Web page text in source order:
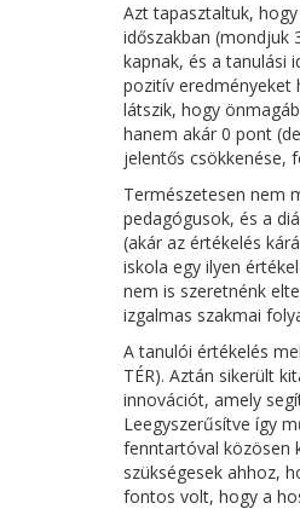
Azt tapasztaltuk,
időszakban (mondjuk
kapnak, és a tanulási
pozitív eredményeket
látszik, hogy
hanem akár 0 pont
jelentős csökkenése,
Természetesen nem
pedagógusok, és a
(akár az értékelés
iskola egy ilyen
nem is szeretnénk
izgalmas szakmai
A tanulói értékelés
TÉR). Aztán sikerült
innovációt, amely
Leegyszerűsítve így
fenntartóval közösen
szükségesek ahhoz,
fontos volt, hogy a